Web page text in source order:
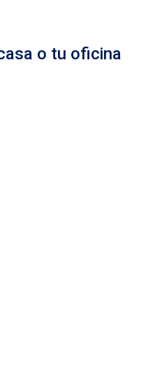
o tu oficina